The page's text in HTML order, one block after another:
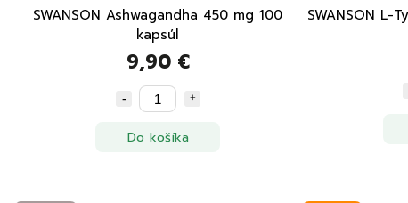
SWANSON Ashwagandha 450 mg 100
kapsúl
9,90 €
Do košíka
SWANSON L-